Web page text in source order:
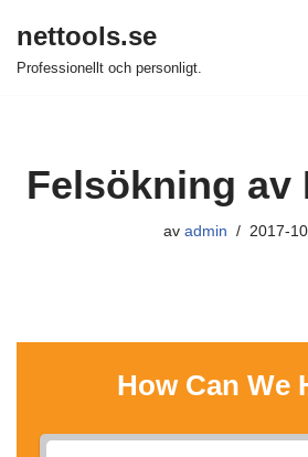
Hoppa
nettools.se
Professionellt och personligt.
Felsökning av
av admin 2017-
How Can We